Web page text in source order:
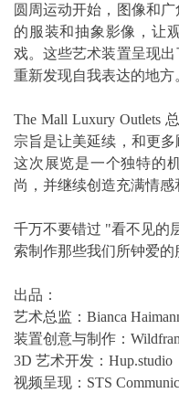
圆周运动开始，图像和
的服装和抽象影像，让
戏。这些艺术装置呈现
重新发现自我表达的地方
The Mall Luxury Outlets
宗旨是让美延续，和更多
这次展览是一个独特的
尚，并继续创造充满情感
千万不要错过 "看不见
索制作那些我们所钟爱的
出品：
艺术总监：Bianca
装置创意与制作：
3D 艺术开发：Hup.studio
视频呈现：STS